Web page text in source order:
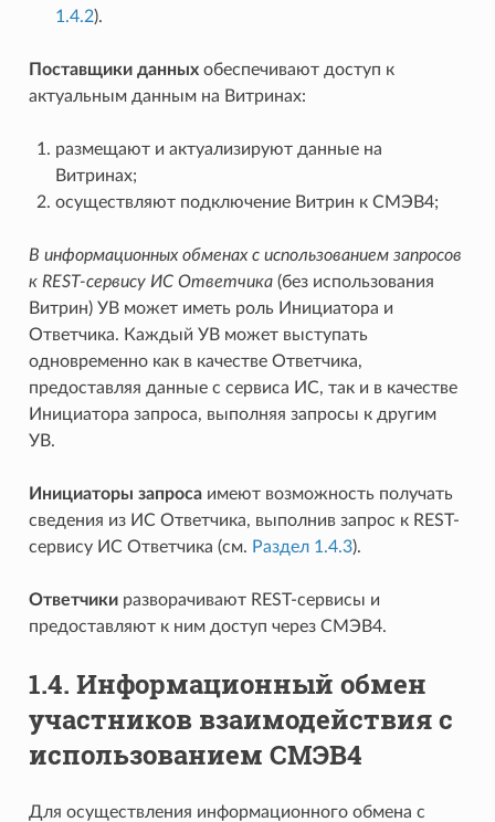
1.4.2).
Поставщики данныхобеспечивают доступ к
актуальным данным на Витринах:
размещают и актуализируют данные на
Витринах;
осуществляют подключение Витрин к СМЭВ4;
В информационных обменах с использованием запросов
к REST-сервису ИС Ответчика(без использования
Витрин) УВ может иметь роль Инициатора и
Ответчика. Каждый УВ может выступать
одновременно как в качестве Ответчика,
предоставляя данные c сервиса ИС, так и в качестве
Инициатора запроса, выполняя запросы к другим
УВ.
Инициаторы запросаимеют возможность получать
сведения из ИС Ответчика, выполнив запрос к REST-
сервису ИС Ответчика (см. Раздел 1.4.3).
Ответчикиразворачивают REST-сервисы и
предоставляют к ним доступ через СМЭВ4.
1.4. Информационный обмен
участников взаимодействия с
использованием СМЭВ4
Для осуществления информационного обмена с